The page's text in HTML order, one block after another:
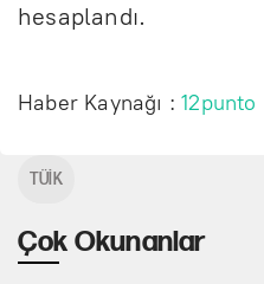
hesaplandı.
Haber Kaynağı :12punto
Çok Okunanlar
TÜİK